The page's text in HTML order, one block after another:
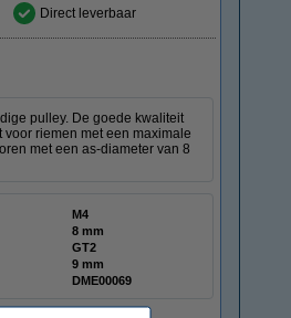
Direct leverbaar
pulley. De goede kwaliteit
riemen met een maximale
met een as-diameter van 8
M4
8 mm
GT2
9 mm
DME00069